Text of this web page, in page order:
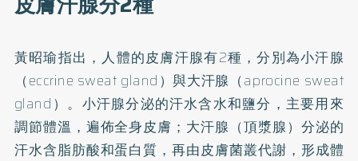
黃昭瑜指出，人體的皮膚汗腺有2種，分別為小汗腺
（eccrine sweat gland）與大汗腺（aprocine sweat
gland）。小汗腺分泌的汗水含水和鹽分，主要用來
調節體溫，遍佈全身皮膚；大汗腺（頂漿腺）分泌的
汗水含脂肪酸和蛋白質，再由皮膚菌叢代謝，形成體